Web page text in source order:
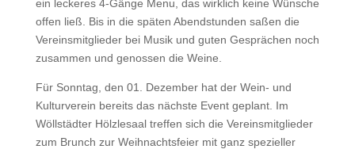
ein leckeres 4-Gänge Menu, das wirklich keine Wünsche
offen ließ. Bis in die späten Abendstunden saßen die
Vereinsmitglieder bei Musik und guten Gesprächen noch
zusammen und genossen die Weine.
Für Sonntag, den 01. Dezember hat der Wein- und
Kulturverein bereits das nächste Event geplant. Im
Wöllstädter Hölzlesaal treffen sich die Vereinsmitglieder
zum Brunch zur Weihnachtsfeier mit ganz spezieller